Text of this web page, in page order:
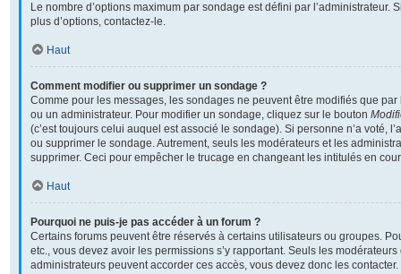
Le nombre d’options maximum par sondage est défini par l’administrateur.
plus d’options, contactez-le.
Haut
Comment modifier ou supprimer un sondage ?
Comme pour les messages, les sondages ne peuvent être modifiés que
ou un administrateur. Pour modifier un sondage, cliquez sur le bouton
(c’est toujours celui auquel est associé le sondage). Si personne n’a voté,
ou supprimer le sondage. Autrement, seuls les modérateurs et les
supprimer. Ceci pour empêcher le trucage en changeant les intitulés en
Haut
Pourquoi ne puis-je pas accéder à un forum ?
Certains forums peuvent être réservés à certains utilisateurs ou groupes.
etc., vous devez avoir les permissions s’y rapportant. Seuls les
administrateurs peuvent accorder ces accès, vous devez donc les contacter.